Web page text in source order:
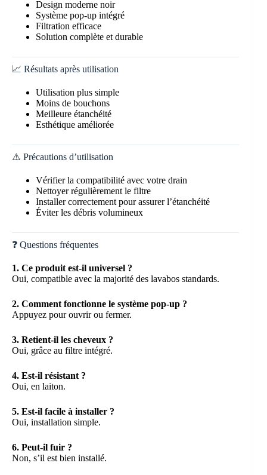
Design moderne noir
Système pop-up intégré
Filtration efficace
Solution complète et durable
📈 Résultats après utilisation
Utilisation plus simple
Moins de bouchons
Meilleure étanchéité
Esthétique améliorée
⚠️ Précautions d’utilisation
Vérifier la compatibilité avec votre drain
Nettoyer régulièrement le filtre
Installer correctement pour assurer l’étanchéité
Éviter les débris volumineux
❓ Questions fréquentes
1. Ce produit est-il universel ?
Oui, compatible avec la majorité des lavabos standards.
2. Comment fonctionne le système pop-up ?
Appuyez pour ouvrir ou fermer.
3. Retient-il les cheveux ?
Oui, grâce au filtre intégré.
4. Est-il résistant ?
Oui, en laiton.
5. Est-il facile à installer ?
Oui, installation simple.
6. Peut-il fuir ?
Non, s’il est bien installé.